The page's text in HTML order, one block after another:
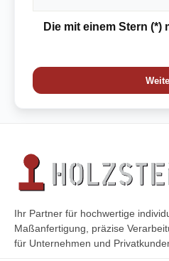
Die mit einem Stern (*)
Ihr Partner für hochwertige
Maßanfertigung, präzise
für Unternehmen und